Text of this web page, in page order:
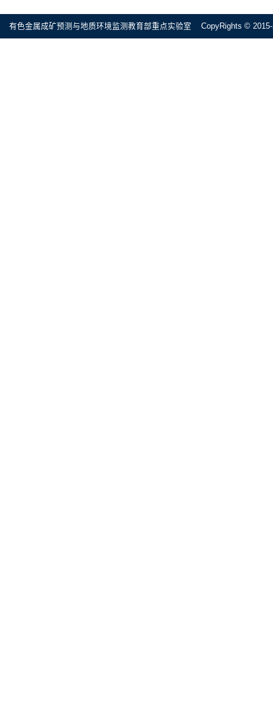
有色金属成矿预测与地质环境监测教育部重点实验室 CopyRights ©